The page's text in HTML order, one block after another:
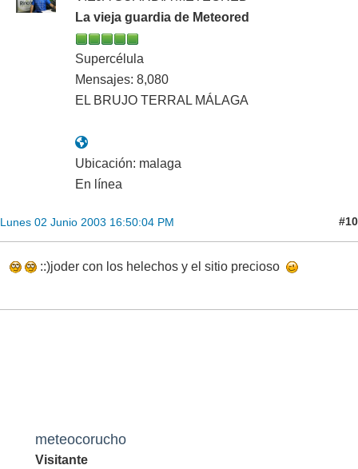
La vieja guardia de Meteored
Supercélula
Mensajes: 8,080
EL BRUJO TERRAL MÁLAGA
Ubicación: malaga
En línea
Lunes 02 Junio 2003 16:50:04 PM #10
::)joder con los helechos y el sitio precioso
meteocorucho
Visitante